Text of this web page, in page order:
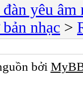
yêu âm
nhạc >
bởi